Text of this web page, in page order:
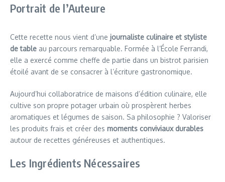
Portrait de l’Auteure
Cette recette nous vient d’une journaliste culinaire et styliste
de table au parcours remarquable. Formée à l’École Ferrandi,
elle a exercé comme cheffe de partie dans un bistrot parisien
étoilé avant de se consacrer à l’écriture gastronomique.
Aujourd’hui collaboratrice de maisons d’édition culinaire, elle
cultive son propre potager urbain où prospèrent herbes
aromatiques et légumes de saison. Sa philosophie ? Valoriser
les produits frais et créer des moments conviviaux durables
autour de recettes généreuses et authentiques.
Les Ingrédients Nécessaires